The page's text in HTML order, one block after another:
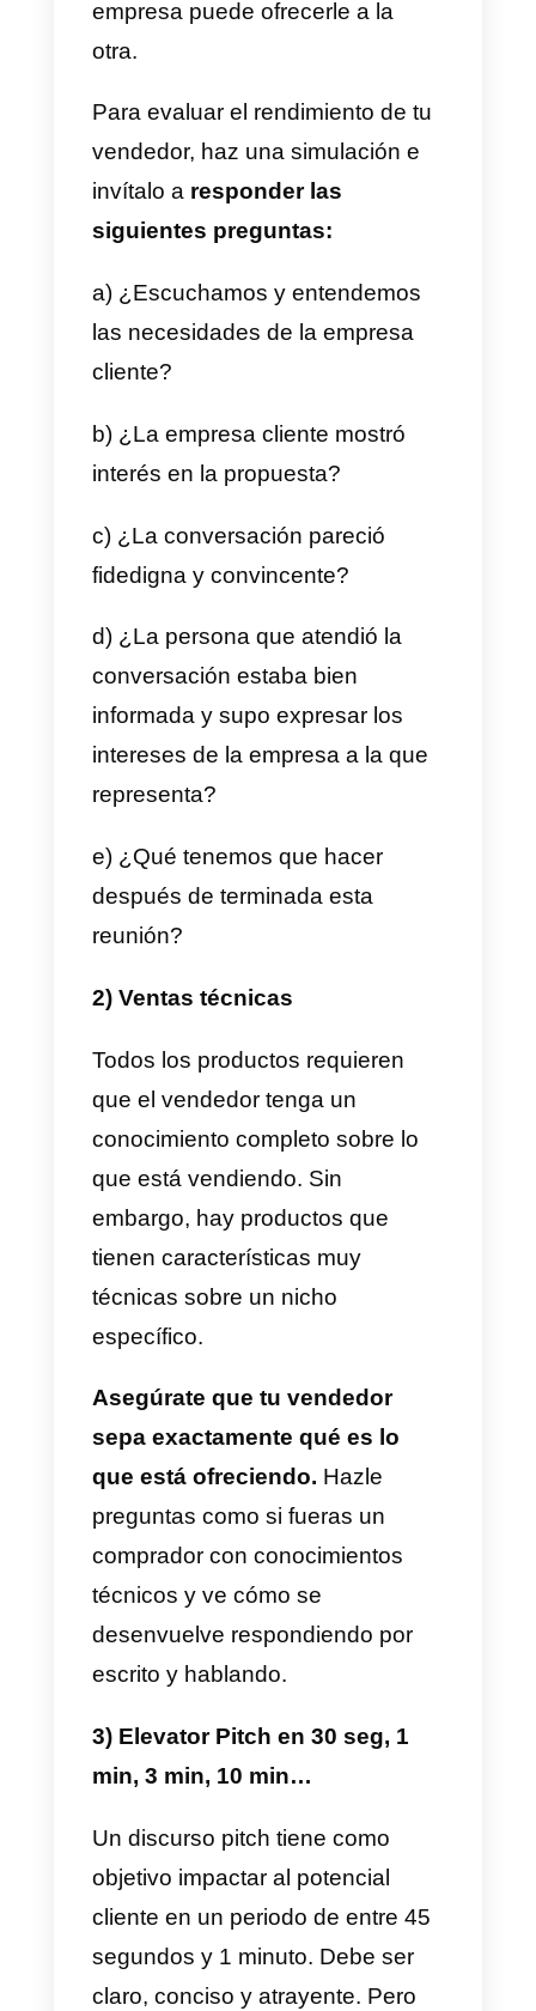
técnicas imprescindibles, entre
los que están estos 15:
1) Discovery call
Esto es básico en
sobre todo cuando hablamos de
ventas B2B. La formalidad de
llamada es imperante al
de trabajar con otra empresa.
Esta llamadanecesita
preparación previa, con un
guion orientativo.Se hace
teniendo un perfil claro de la
empresa, después de haber
hecho una investigación y haber
concretado qué es lo que tu
empresa puede ofrecerle a la
Para evaluar el rendimiento de tu
vendedor, haz una simulación e
invítalo aresponder las
siguientes preguntas:
a) ¿Escuchamos y entendemos
las necesidades de la empresa
cliente?
b) ¿La empresa cliente mostró
interés en la propuesta?
c) ¿La conversación pareció
fidedigna y convincente?
d) ¿La persona que atendió la
informada y supo expresar los
intereses de la empresa a la que
representa?